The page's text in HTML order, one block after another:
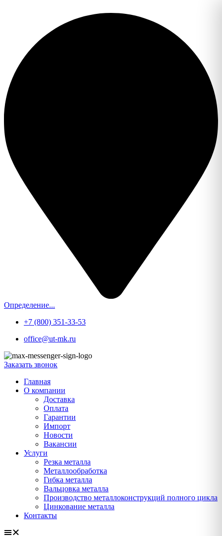
Определение...
+7 (800) 351-33-53
office@ut-mk.ru
Заказать звонок
Главная
О компании
Доставка
Оплата
Гарантии
Импорт
Новости
Вакансии
Услуги
Резка металла
Металлообработка
Гибка металла
Вальцовка металла
Производство металлоконструкций полного цикла
Цинкование металла
Контакты